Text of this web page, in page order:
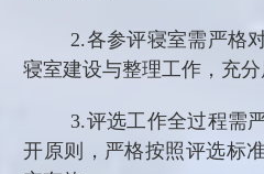
2.各参评寝室需严格
寝室建设与整理工作，充
3.评选工作全过程需
开原则，严格按照评选标